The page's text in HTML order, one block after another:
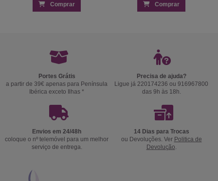
Comprar Comprar
Portes Grátis
a partir de 39€ apenas para Península
Ibérica exceto Ilhas *
Precisa de ajuda?
Ligue já 220174236 ou 916967800
das 9h às 18h.
Envios em 24/48h
coloque o nº telemóvel para um melhor
serviço de entrega.
14 Dias para Trocas
ou Devoluções. Ver Politica de
Devolução.